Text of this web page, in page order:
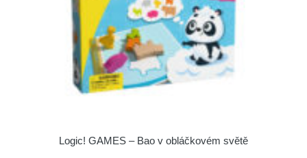
Logic! GAMES – Bao v obláčkovém světě